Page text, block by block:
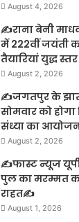
August 4, 2026
✍️राना बेनी
में 222वीं जयंती
तैयारियां युद्ध
August 2, 2026
✍️जगतपुर के
सोमवार को
संध्या का
August 2, 2026
✍️फास्ट न्यूज
पुल का मरम्मत
राहत✍️
August 1, 2026